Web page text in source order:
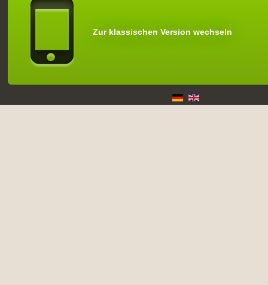
Zur klassischen Version wechseln